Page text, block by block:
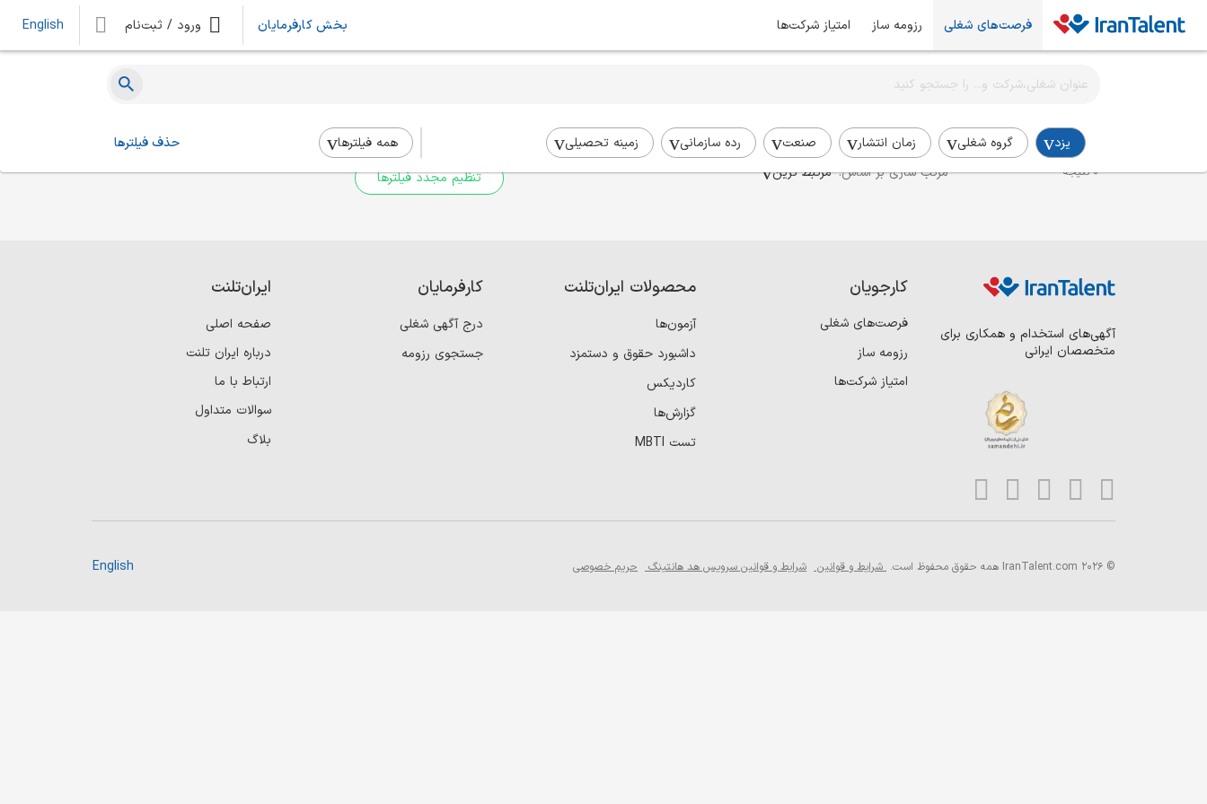
فرصت‌های شغلی رزومه ساز امتیاز شرکت‌ها بخش کارفرمایان ورود / ثبت‌نام English
یزد گروه شغلی زمان انتشار صنعت رده سازمانی زمینه تحصیلی همه فیلتر‌ها حذف فیلترها
اطلاع‌رسانی شغلی را برای این جستجو فعال کنید
استخدام برنامه نویس ری اکت در یزد
0 نتیجه مرتب سازی بر اساس: مرتبط ترین
برای جستجوی جامع‌تر از فیلترهای بالا استفاده کنید.
تنظیم مجدد فیلترها
آگهی‌های استخدام و همکاری برای
متخصصان ایرانی
کارجویان
فرصت‌های شغلی
رزومه ساز
امتیاز شرکت‌ها
محصولات ایران‌تلنت
آزمون‌ها
داشبورد حقوق و دستمزد
کاردیکس
گزارش‌ها
تست MBTI
کارفرمایان
درج آگهی شغلی
جستجوی رزومه
ایران‌تلنت
صفحه اصلی
درباره ایران تلنت
ارتباط با ما
سوالات متداول
بلاگ
© 2026 IranTalent.com همه حقوق محفوظ است. شرایط و قوانین شرایط و قوانین سرویس هد هانتینگ حریم خصوصی English